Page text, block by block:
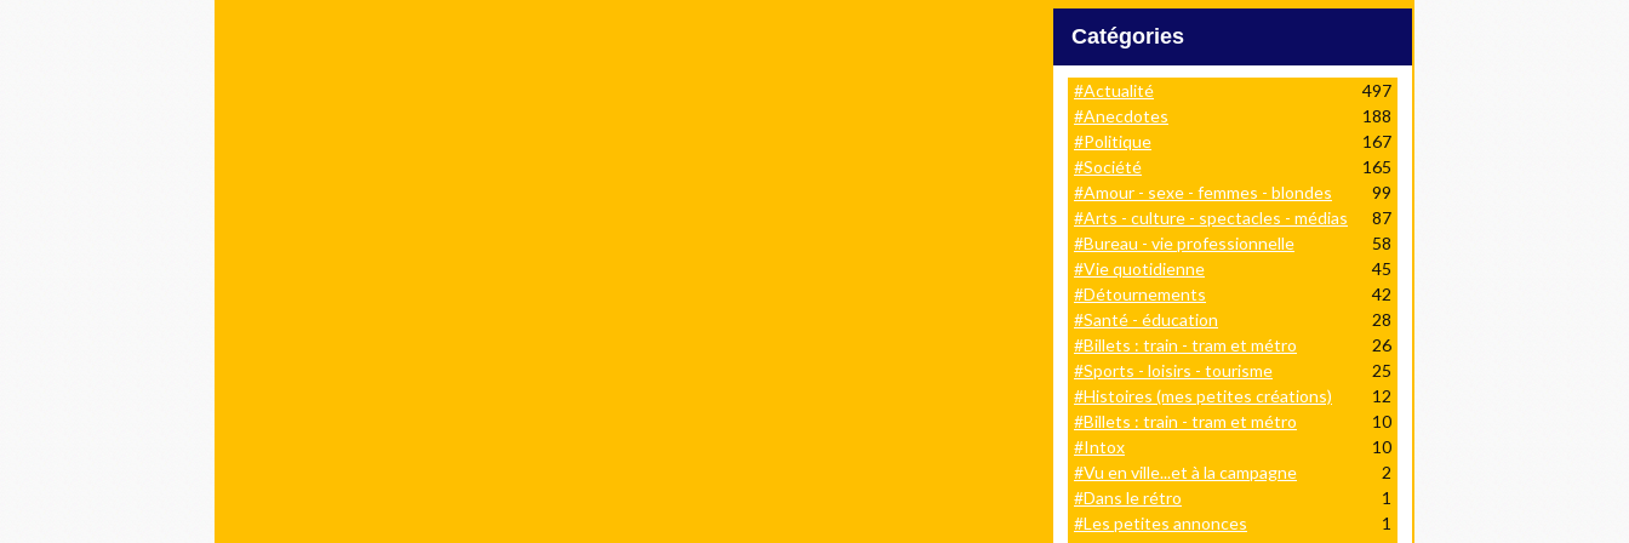
Catégories
#Actualité
497
#Anecdotes
188
#Politique
167
#Société
165
#Amour - sexe - femmes - blondes
99
#Arts - culture - spectacles - médias
87
#Bureau - vie professionnelle
58
#Vie quotidienne
45
#Détournements
42
#Santé - éducation
28
#Billets : train - tram et métro
26
#Sports - loisirs - tourisme
25
#Histoires (mes petites créations)
12
#Billets : train - tram et métro
10
#Intox
10
#Vu en ville...et à la campagne
2
#Dans le rétro
1
#Les petites annonces
1